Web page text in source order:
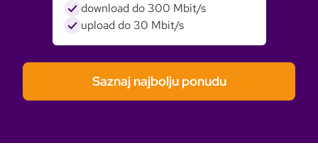
download do 300 Mbit/s
upload do 30 Mbit/s
Saznaj najbolju ponudu